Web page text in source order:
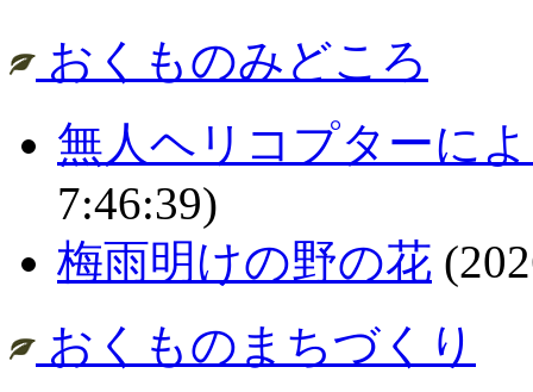
おくものみどころ
無人ヘリコプターに
7:46:39)
梅雨明けの野の花
おくものまちづくり